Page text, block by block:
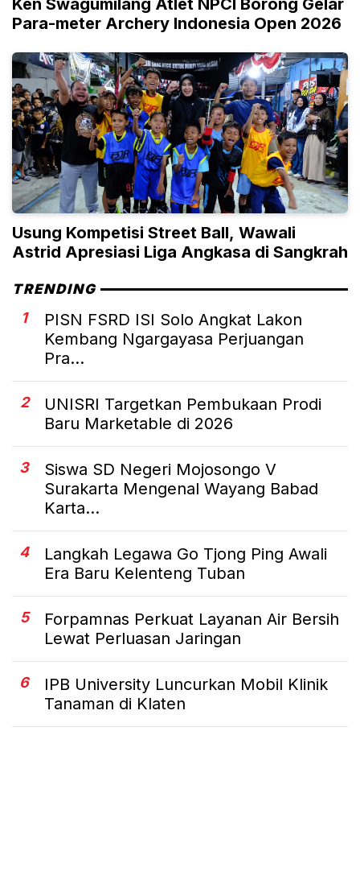
Ken Swagumilang Atlet NPCI Borong Gelar
Para-meter Archery Indonesia Open 2026
Usung Kompetisi Street Ball, Wawali
Astrid Apresiasi Liga Angkasa di Sangkrah
TRENDING
1
PISN FSRD ISI Solo Angkat Lakon
Kembang Ngargayasa Perjuangan
Pra...
2
UNISRI Targetkan Pembukaan Prodi
Baru Marketable di 2026
3
Siswa SD Negeri Mojosongo V
Surakarta Mengenal Wayang Babad
Karta...
4
Langkah Legawa Go Tjong Ping Awali
Era Baru Kelenteng Tuban
5
Forpamnas Perkuat Layanan Air Bersih
Lewat Perluasan Jaringan
6
IPB University Luncurkan Mobil Klinik
Tanaman di Klaten